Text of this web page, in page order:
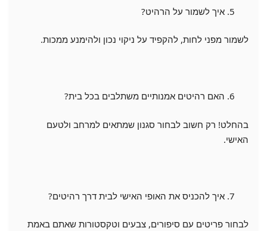
איך לשמור על הרהיט?
לשמור מפני לחות, להקפיד על ניקוי נכון ולהימנע ממכות.
האם רהיטים אמנותיים משתלבים בכל בית?
בהחלט! רק חשוב לבחור סגנון שמתאים למרחב ולטעם
האישי.
איך להכניס את האופי האישי לבית דרך רהיטים?
לבחור פריטים עם סיפורים, צבעים וטקסטורות שאתם באמת